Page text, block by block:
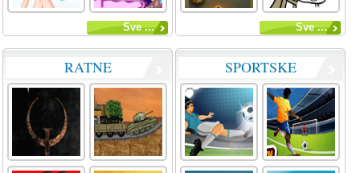
Sve ... Sve ...
RATNE SPORTSKE